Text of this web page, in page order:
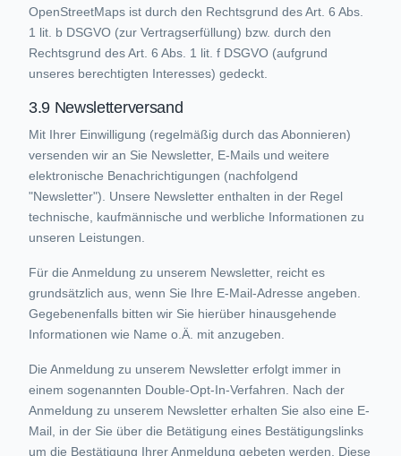
OpenStreetMaps ist durch den Rechtsgrund des Art. 6 Abs.
1 lit. b DSGVO (zur Vertragserfüllung) bzw. durch den
Rechtsgrund des Art. 6 Abs. 1 lit. f DSGVO (aufgrund
unseres berechtigten Interesses) gedeckt.
3.9 Newsletterversand
Mit Ihrer Einwilligung (regelmäßig durch das Abonnieren)
versenden wir an Sie Newsletter, E-Mails und weitere
elektronische Benachrichtigungen (nachfolgend
"Newsletter"). Unsere Newsletter enthalten in der Regel
technische, kaufmännische und werbliche Informationen zu
unseren Leistungen.
Für die Anmeldung zu unserem Newsletter, reicht es
grundsätzlich aus, wenn Sie Ihre E-Mail-Adresse angeben.
Gegebenenfalls bitten wir Sie hierüber hinausgehende
Informationen wie Name o.Ä. mit anzugeben.
Die Anmeldung zu unserem Newsletter erfolgt immer in
einem sogenannten Double-Opt-In-Verfahren. Nach der
Anmeldung zu unserem Newsletter erhalten Sie also eine E-
Mail, in der Sie über die Betätigung eines Bestätigungslinks
um die Bestätigung Ihrer Anmeldung gebeten werden. Diese